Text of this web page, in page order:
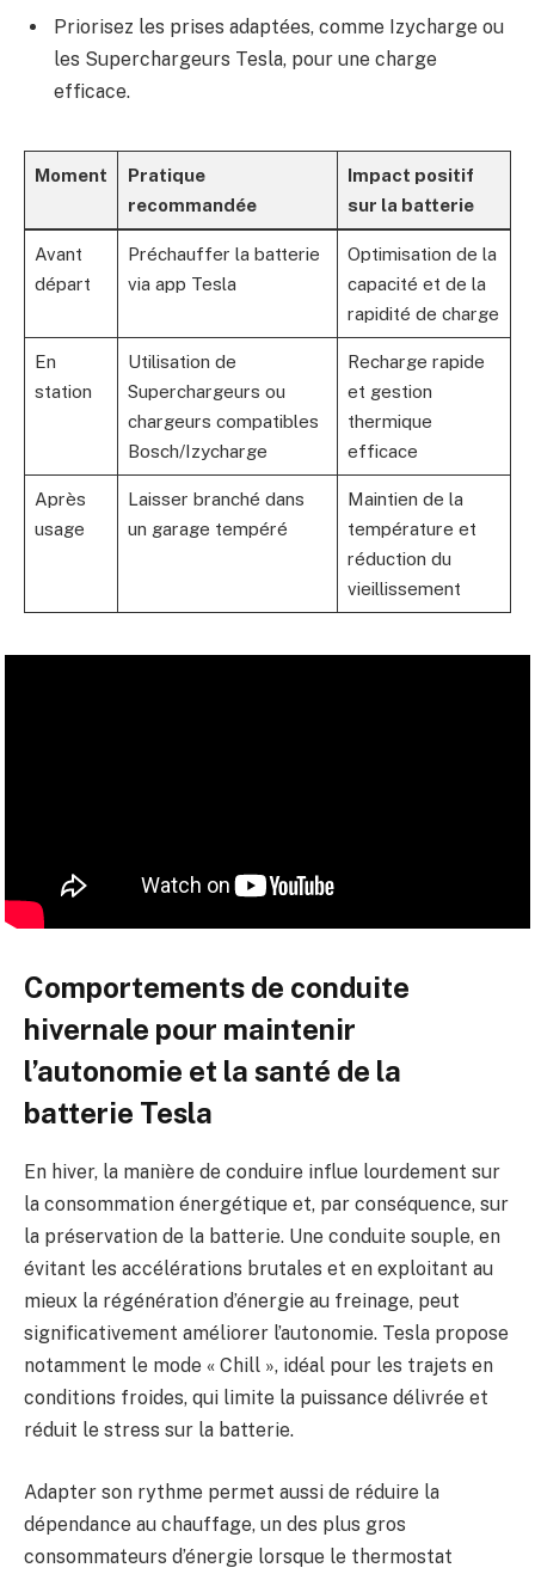
Priorisez les prises adaptées, comme Izycharge ou
les Superchargeurs Tesla, pour une charge
efficace.
Moment
Pratique
recommandée
Impact positif
sur la batterie
Avant
départ
Préchauffer la batterie
via app Tesla
Optimisation de la
capacité et de la
rapidité de charge
En
station
Utilisation de
Superchargeurs ou
chargeurs compatibles
Bosch/Izycharge
Recharge rapide
et gestion
thermique
efficace
Après
usage
Laisser branché dans
un garage tempéré
Maintien de la
température et
réduction du
vieillissement
Comportements de conduite
hivernale pour maintenir
l’autonomie et la santé de la
batterie Tesla
En hiver, la manière de conduire influe lourdement sur
la consommation énergétique et, par conséquence, sur
la préservation de la batterie. Une conduite souple, en
évitant les accélérations brutales et en exploitant au
mieux la régénération d’énergie au freinage, peut
significativement améliorer l’autonomie. Tesla propose
notamment le mode « Chill », idéal pour les trajets en
conditions froides, qui limite la puissance délivrée et
réduit le stress sur la batterie.
Adapter son rythme permet aussi de réduire la
dépendance au chauffage, un des plus gros
consommateurs d’énergie lorsque le thermostat